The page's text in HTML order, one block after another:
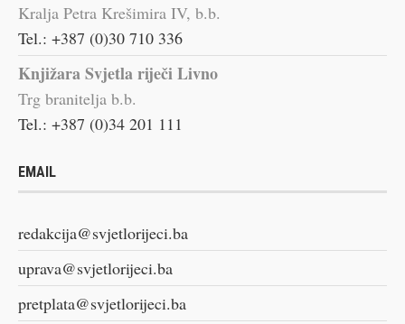
Kralja Petra Krešimira IV, b.b.
Tel.: +387 (0)30 710 336
Knjižara Svjetla riječi Livno
Trg branitelja b.b.
Tel.: +387 (0)34 201 111
EMAIL
redakcija@svjetlorijeci.ba
uprava@svjetlorijeci.ba
pretplata@svjetlorijeci.ba